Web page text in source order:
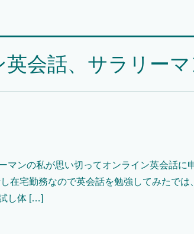
英会話、サラリー
マンの私が思い切ってオンライン英会話に
在宅勤務なので英会話を勉強してみたで
し体 […]